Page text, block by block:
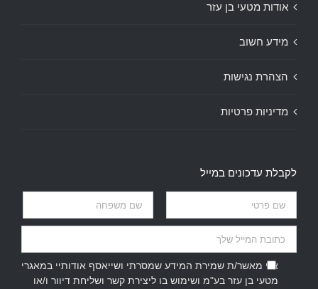
אודות מטעי בן עזר
מידע חשוב
הצהרת נגישות
מדיניות פרטיות
לקבלת עדכונים במייל
אני מאשר/ת שמירת המידע שמסרתי ושייאסף אודותיי במאגרי
מטעי בן עזר בע"מ ושימוש בו ליצירת קשר ושליחת דיוור ו/או